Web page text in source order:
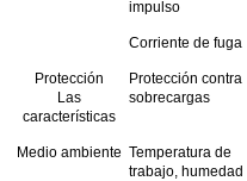
impulso
Corriente de fuga
Protección
Las
características
Protección contra
sobrecargas
Medio ambiente Temperatura de
trabajo, humedad